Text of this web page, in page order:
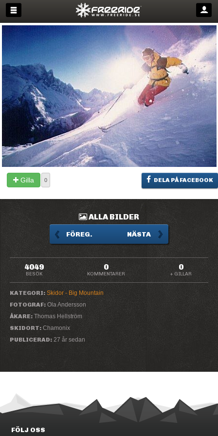
Gilla 0 DELA PÅ FACEBOOK
ALLA BILDER
FÖREG. NÄSTA
4049
BESÖK
0
KOMMENTARER
0
+ GILLAR
KATEGORI: Skidor - Big Mountain
FOTOGRAF: Ola Andersson
ÅKARE: Thomas Hellström
SKIDORT: Chamonix
PUBLICERAD: 27 år sedan
FÖLJ OSS